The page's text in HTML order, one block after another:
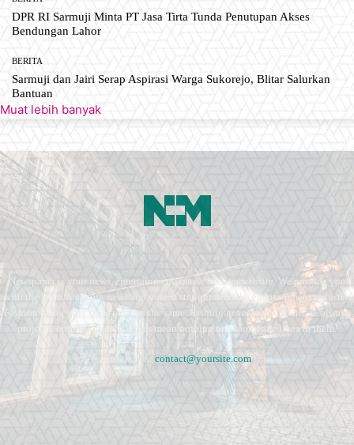
DPR RI Sarmuji Minta PT Jasa Tirta Tunda Penutupan Akses
Bendungan Lahor
BERITA
Sarmuji dan Jairi Serap Aspirasi Warga Sukorejo, Blitar Salurkan
Bantuan
Muat lebih banyak
Newspaper is your news, entertainment, music fashion website. We provide you
with the latest breaking news and videos straight from the entertainment industry.
Fashion fades, only style remains the same. Fashion never stops. There are always
projects, opportunities. Clothes mean nothing until someone lives in them.
Contact us: contact@yoursite.com